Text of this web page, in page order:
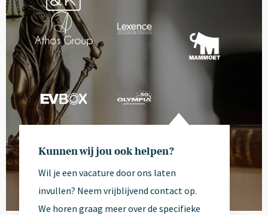
Kunnen wij jou ook helpen?
Wil je een vacature door ons laten
invullen? Neem vrijblijvend contact op.
We horen graag meer over de specifieke